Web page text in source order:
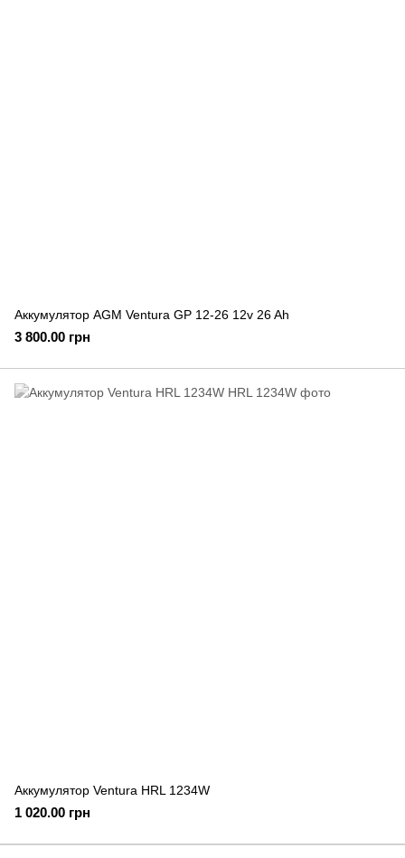
Аккумулятор AGM Ventura GP 12-26 12v 26 Ah
3 800.00 грн
Аккумулятор Ventura HRL 1234W
1 020.00 грн